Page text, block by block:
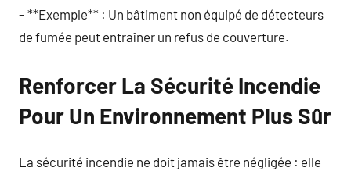
– **Exemple** : Un bâtiment non équipé de détecteurs
de fumée peut entraîner un refus de couverture.
Renforcer La Sécurité Incendie
Pour Un Environnement Plus Sûr
La sécurité incendie ne doit jamais être négligée : elle